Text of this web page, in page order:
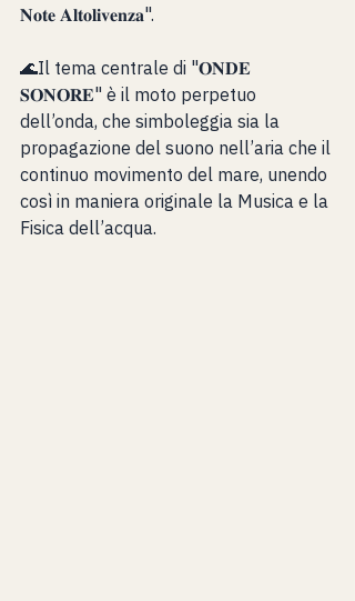
𝐍𝐨𝐭𝐞 𝐀𝐥𝐭𝐨𝐥𝐢𝐯𝐞𝐧𝐳𝐚".
🌊Il tema centrale di "𝐎𝐍𝐃𝐄
𝐒𝐎𝐍𝐎𝐑𝐄" è il moto perpetuo
dell’onda, che simboleggia sia la
propagazione del suono nell’aria che il
continuo movimento del mare, unendo
così in maniera originale la Musica e la
Fisica dell’acqua.